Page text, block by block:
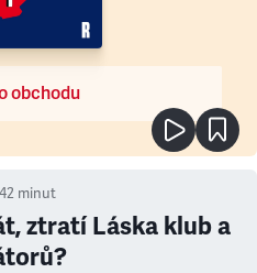
obchodu
42 minut
ztratí Láska klub a